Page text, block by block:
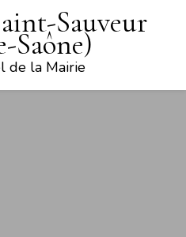
Sauveur
Saône)
de la Mairie